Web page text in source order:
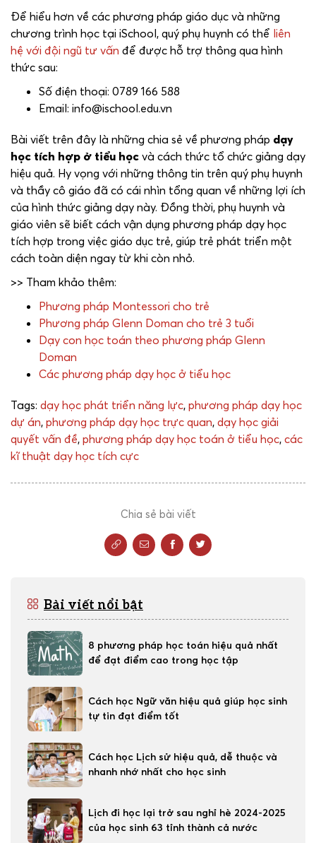
Để hiểu hơn về các phương pháp giáo dục và những
chương trình học tại iSchool, quý phụ huynh có thể liên
hệ với đội ngũ tư vấn để được hỗ trợ thông qua hình
thức sau:
Số điện thoại: 0789 166 588
Email: info@ischool.edu.vn
Bài viết trên đây là những chia sẻ về phương pháp dạy
học tích hợp ở tiểu học và cách thức tổ chức giảng dạy
hiệu quả. Hy vọng với những thông tin trên quý phụ huynh
và thầy cô giáo đã có cái nhìn tổng quan về những lợi ích
của hình thức giảng dạy này. Đồng thời, phụ huynh và
giáo viên sẽ biết cách vận dụng phương pháp dạy học
tích hợp trong việc giáo dục trẻ, giúp trẻ phát triển một
cách toàn diện ngay từ khi còn nhỏ.
>> Tham khảo thêm:
Phương pháp Montessori cho trẻ
Phương pháp Glenn Doman cho trẻ 3 tuổi
Dạy con học toán theo phương pháp Glenn
Doman
Các phương pháp dạy học ở tiểu học
Tags: dạy học phát triển năng lực, phương pháp dạy học
dự án, phương pháp dạy học trực quan, dạy học giải
quyết vấn đề, phương pháp dạy học toán ở tiểu học, các
kĩ thuật dạy học tích cực
Chia sẻ bài viết
Bài viết nổi bật
8 phương pháp học toán hiệu quả nhất
để đạt điểm cao trong học tập
Cách học Ngữ văn hiệu quả giúp học sinh
tự tin đạt điểm tốt
Cách học Lịch sử hiệu quả, dễ thuộc và
nhanh nhớ nhất cho học sinh
Lịch đi học lại trở sau nghỉ hè 2024-2025
của học sinh 63 tỉnh thành cả nước